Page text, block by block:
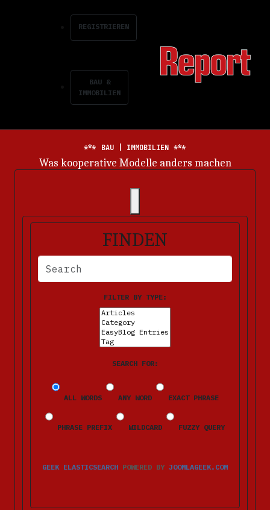
REGISTRIEREN
BAU &
IMMOBILIEN
BAU | IMMOBILIEN
Energiemarkt im Dauerkrisenmodus
FINDEN
BITTE FÜLLEN SIE DIE ERFORDERLICHEN FELDER AUS.
FILTER BY TYPE:
SEARCH FOR:
ALL WORDS ANY WORD EXACT PHRASE
PHRASE PREFIX WILDCARD FUZZY QUERY
GEEK ELASTICSEARCH POWERED BY JOOMLAGEEK.COM